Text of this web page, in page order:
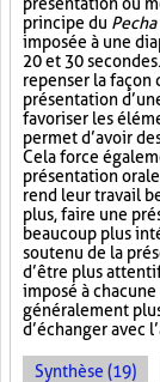
principe du
imposée à une
20 et 30
repenser la façon
présentation
favoriser les
permet d’avoir
Cela force
présentation
rend leur travail
plus, faire une
beaucoup plus
soutenu de la
d’être plus
imposé à
généralement
d’échanger avec
Synthèse (19)